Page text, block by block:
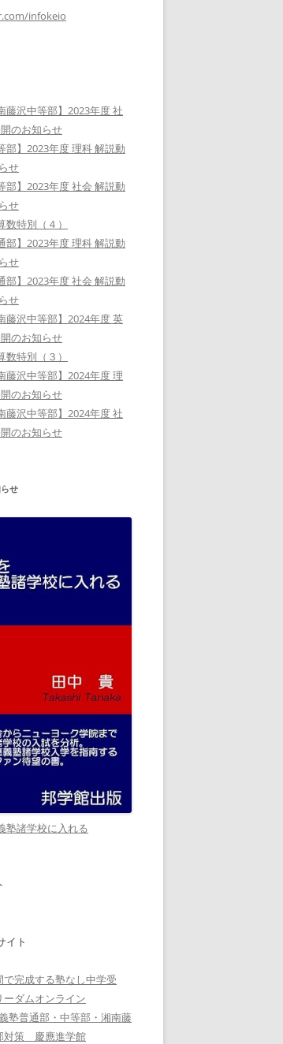
infokeio
藤沢中等部】2023年度 社
のお知らせ
部】2023年度 理科 解説動
せ
部】2023年度 社会 解説動
せ
特別（４）
部】2023年度 理科 解説動
せ
部】2023年度 社会 解説動
せ
藤沢中等部】2024年度 英
のお知らせ
特別（３）
藤沢中等部】2024年度 理
のお知らせ
藤沢中等部】2024年度 社
のお知らせ
せ
塾諸学校に入れる
イト
で完成する塾なし中学受
ダムオンライン
塾普通部・中等部・湘南藤
対策 慶應進学館